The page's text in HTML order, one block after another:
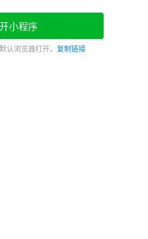
小程序
认浏览器打开。 复制链接